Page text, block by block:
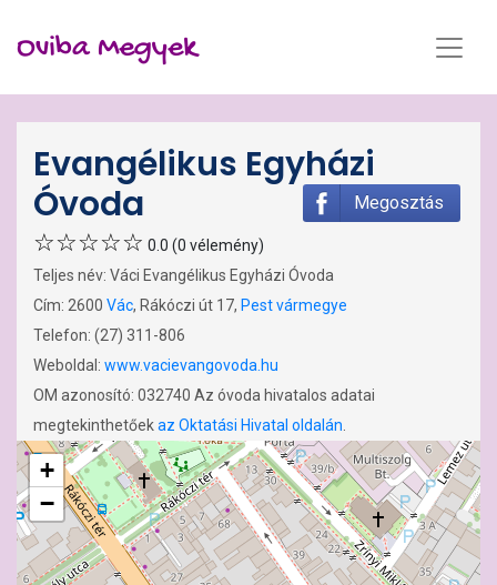
Oviba Megyek
Evangélikus Egyházi
Óvoda
Megosztás
0.0 (0 vélemény)
Teljes név: Váci Evangélikus Egyházi Óvoda
Cím: 2600 Vác, Rákóczi út 17, Pest vármegye
Telefon: (27) 311-806
Weboldal: www.vacievangovoda.hu
OM azonosító: 032740 Az óvoda hivatalos adatai
megtekinthetőekaz Oktatási Hivatal oldalán
+
−